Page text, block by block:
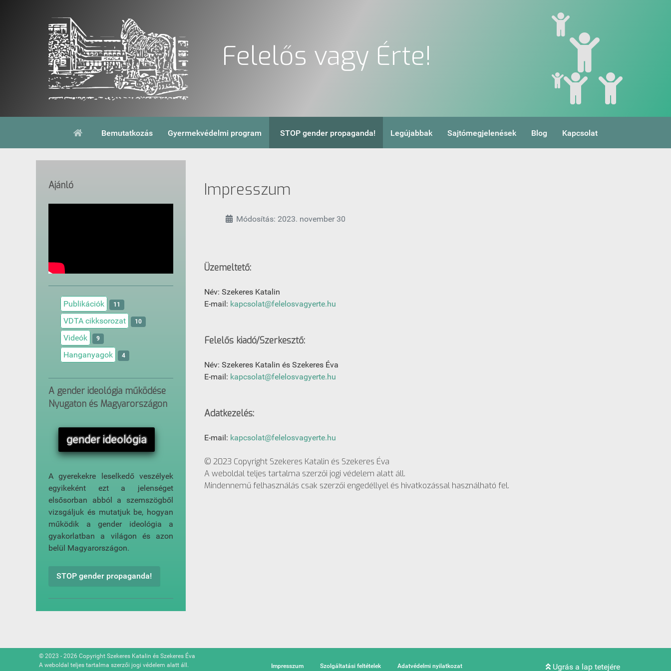
Felelős vagy Érte!
Bemutatkozás Gyermekvédelmi program STOP gender propaganda! Legújabbak Sajtómegjelenések Blog Kapcsolat
Ajánló
Publikációk 11
VDTA cikksorozat 10
Videók 9
Hanganyagok 4
A gender ideológia működése
Nyugaton és Magyarországon
gender ideológia
A gyerekekre leselkedő veszélyek
egyikeként ezt a jelenséget
elsősorban abból a szemszögből
vizsgáljuk és mutatjuk be, hogyan
működik a gender ideológia a
gyakorlatban a világon és azon
belül Magyarországon.
STOP gender propaganda!
Impresszum
Módosítás: 2023. november 30
Üzemeltető:
Név: Szekeres Katalin
E-mail: kapcsolat@felelosvagyerte.hu
Felelős kiadó/Szerkesztő:
Név: Szekeres Katalin és Szekeres Éva
E-mail: kapcsolat@felelosvagyerte.hu
Adatkezelés:
E-mail: kapcsolat@felelosvagyerte.hu
© 2023 Copyright Szekeres Katalin és Szekeres Éva
A weboldal teljes tartalma szerzői jogi védelem alatt áll.
Mindennemű felhasználás csak szerzői engedéllyel és hivatkozással használható fel.
© 2023 - 2026 Copyright Szekeres Katalin és Szekeres Éva
A weboldal teljes tartalma szerzői jogi védelem alatt áll.
Impresszum Szolgáltatási feltételek Adatvédelmi nyilatkozat Ugrás a lap tetejére